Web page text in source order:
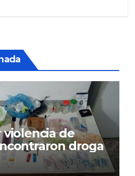
violencia de
droga